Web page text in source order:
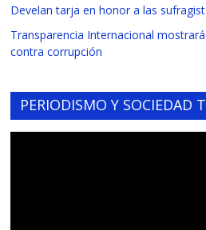
Develan tarja en honor a las
Transparencia Internacional
contra corrupción
PERIODISMO Y SOCIEDAD